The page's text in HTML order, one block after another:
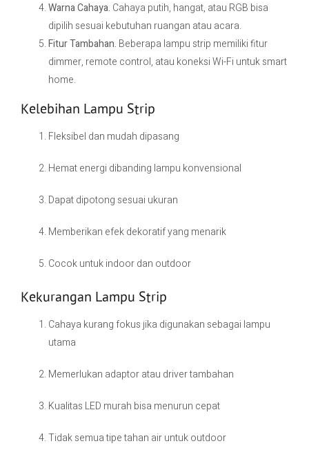
Warna Cahaya. Cahaya putih, hangat, atau RGB bisa
dipilih sesuai kebutuhan ruangan atau acara.
Fitur Tambahan. Beberapa lampu strip memiliki fitur
dimmer, remote control, atau koneksi Wi-Fi untuk smart
home.
Kelebihan Lampu Strip
Fleksibel dan mudah dipasang
Hemat energi dibanding lampu konvensional
Dapat dipotong sesuai ukuran
Memberikan efek dekoratif yang menarik
Cocok untuk indoor dan outdoor
Kekurangan Lampu Strip
Cahaya kurang fokus jika digunakan sebagai lampu
utama
Memerlukan adaptor atau driver tambahan
Kualitas LED murah bisa menurun cepat
Tidak semua tipe tahan air untuk outdoor